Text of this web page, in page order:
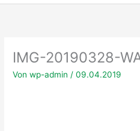
IMG-20190328-
Vonwp-admin /09.04.2019